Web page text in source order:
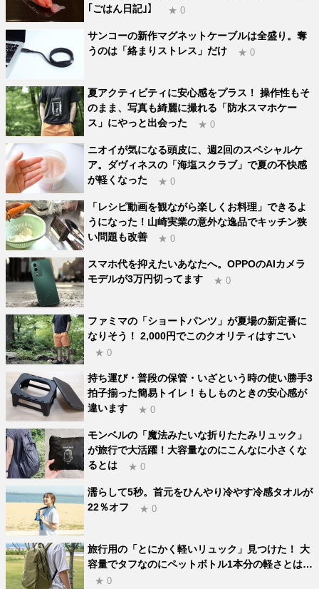
｢ごはん日記｣】
★ 0
サンコーの新作マグネットケーブルは全盛り。奪
うのは「絡まりストレス」だけ
★ 0
夏アクティビティに安心感をプラス！ 操作性もそ
のまま、写真も綺麗に撮れる「防水スマホケー
ス」にやっと出会った
★ 0
ニオイが気になる頭皮に、週2回のスペシャルケ
ア。ダヴィネスの「海塩スクラブ」で夏の不快感
が軽くなった
★ 0
「レシピ動画を観ながら楽しくお料理」できるよ
うになった！山崎実業の意外な逸品でキッチン狭
い問題も改善
★ 0
スマホ代を抑えたいあなたへ。OPPOのAIカメラ
モデルが3万円切ってます
★ 0
ファミマの「ショートパンツ」が夏場の新定番に
なりそう！ 2,000円でこのクオリティはすごい
★ 0
持ち運び・普段の保管・いざという時の使い勝手3
拍子揃った簡易トイレ！もしものときの安心感が
違います
★ 0
モンベルの「魔法みたいな折りたたみリュック」
が旅行で大活躍！大容量なのにこんなに小さくな
るとは
★ 0
濡らして5秒。首元をひんやり冷やす冷感タオルが
22％オフ
★ 0
旅行用の「とにかく軽いリュック」見つけた！ 大
容量でタフなのにペットボトル1本分の軽さとは…
★ 0